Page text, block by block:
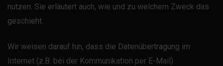
nutzen. Sie erläutert auch, wie und zu welchem Zweck das
geschieht.
Wir weisen darauf hin, dass die Datenübertragung im
Internet (z.B. bei der Kommunikation per E-Mail)